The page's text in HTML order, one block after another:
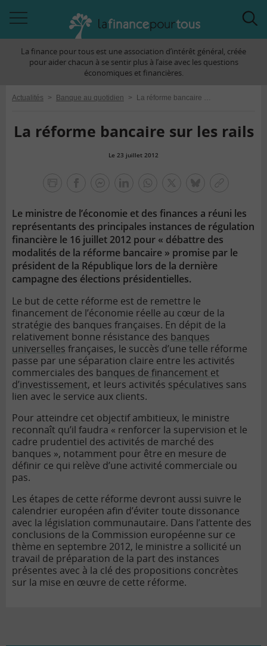
àLa finance pour tous est une association d’intérêt général, créée
pour aider chacun à se sentir plus à l’aise avec les questions
économiques et financières.
Actualités > Banque au quotidien > La réforme bancaire sur les rails
La réforme bancaire sur les rails
Le 23 juillet 2012
lien
Le ministre de l’économie et des finances a réuni les
représentants des principales instances de régulation
financière le 16 juillet 2012 pour « débattre des
modalités de la réforme bancaire » promise par le
président de la République lors de la dernière
campagne des élections présidentielles.
Le but de cette réforme est de remettre le
financement de l’économie réelle au cœur de la
stratégie des banques françaises. En dépit de la
relativement bonne résistance des banques
universelles françaises, le succès d’une telle réforme
passe par une séparation claire entre les activités
commerciales des banques de financement et
d’investissement, et leurs activités spéculatives sans
lien avec le service aux clients.
Pour atteindre cet objectif ambitieux, le ministre
reconnaît qu’il faudra « renforcer la supervision et le
cadre prudentiel des activités de marché des
banques », notamment pour être en mesure de
définir ce qui relève d’une activité commerciale ou
pas.
Les étapes de cette réforme devront aussi suivre le
calendrier européen afin d’éviter toute dissonance
avec la législation communautaire. Dans l’attente des
conclusions de la Commission européenne sur ce
thème en septembre 2012, le ministre a sollicité un
travail de préparation de la part des instances
présentes avec à la clé des propositions concrètes
sur la mise en œuvre de cette réforme.